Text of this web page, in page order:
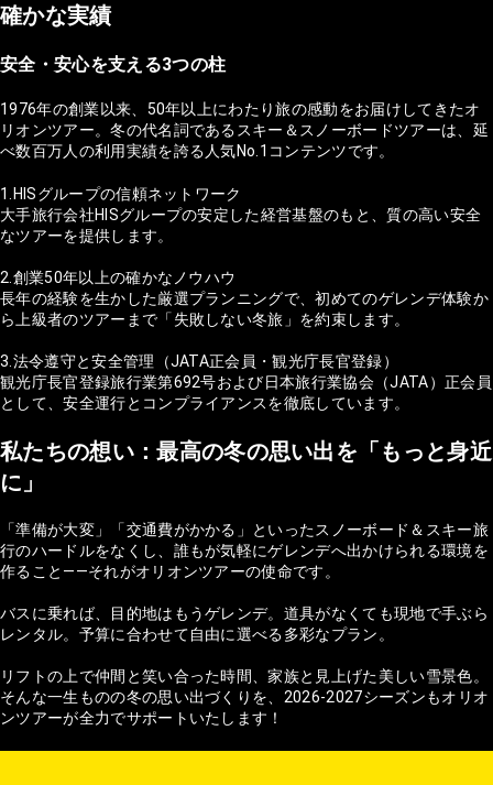
確かな実績
安全・安心を支える3つの柱
1976年の創業以来、50年以上にわたり旅の感動をお届けしてきたオ
リオンツアー。冬の代名詞であるスキー＆スノーボードツアーは、延
べ数百万人の利用実績を誇る人気No.1コンテンツです。
1.HISグループの信頼ネットワーク
大手旅行会社HISグループの安定した経営基盤のもと、質の高い安全
なツアーを提供します。
2.創業50年以上の確かなノウハウ
長年の経験を生かした厳選プランニングで、初めてのゲレンデ体験か
ら上級者のツアーまで「失敗しない冬旅」を約束します。
3.法令遵守と安全管理（JATA正会員・観光庁長官登録）
観光庁長官登録旅行業第692号および日本旅行業協会（JATA）正会員
として、安全運行とコンプライアンスを徹底しています。
私たちの想い：最高の冬の思い出を「もっと身近
に」
「準備が大変」「交通費がかかる」といったスノーボード＆スキー旅
行のハードルをなくし、誰もが気軽にゲレンデへ出かけられる環境を
作ること——それがオリオンツアーの使命です。
バスに乗れば、目的地はもうゲレンデ。道具がなくても現地で手ぶら
レンタル。予算に合わせて自由に選べる多彩なプラン。
リフトの上で仲間と笑い合った時間、家族と見上げた美しい雪景色。
そんな一生ものの冬の思い出づくりを、2026-2027シーズンもオリオ
ンツアーが全力でサポートいたします！